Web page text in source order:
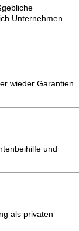
Unternehmen
wieder Garantien
und
als privaten